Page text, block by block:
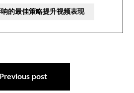
响的最佳策略提升视频表现
Previous post